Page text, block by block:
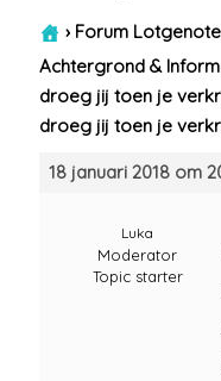
› Forum
Achtergrond &
droeg jij toen je
droeg jij toen je
18 januari 2018 om
Luka
Moderator
Topic starter